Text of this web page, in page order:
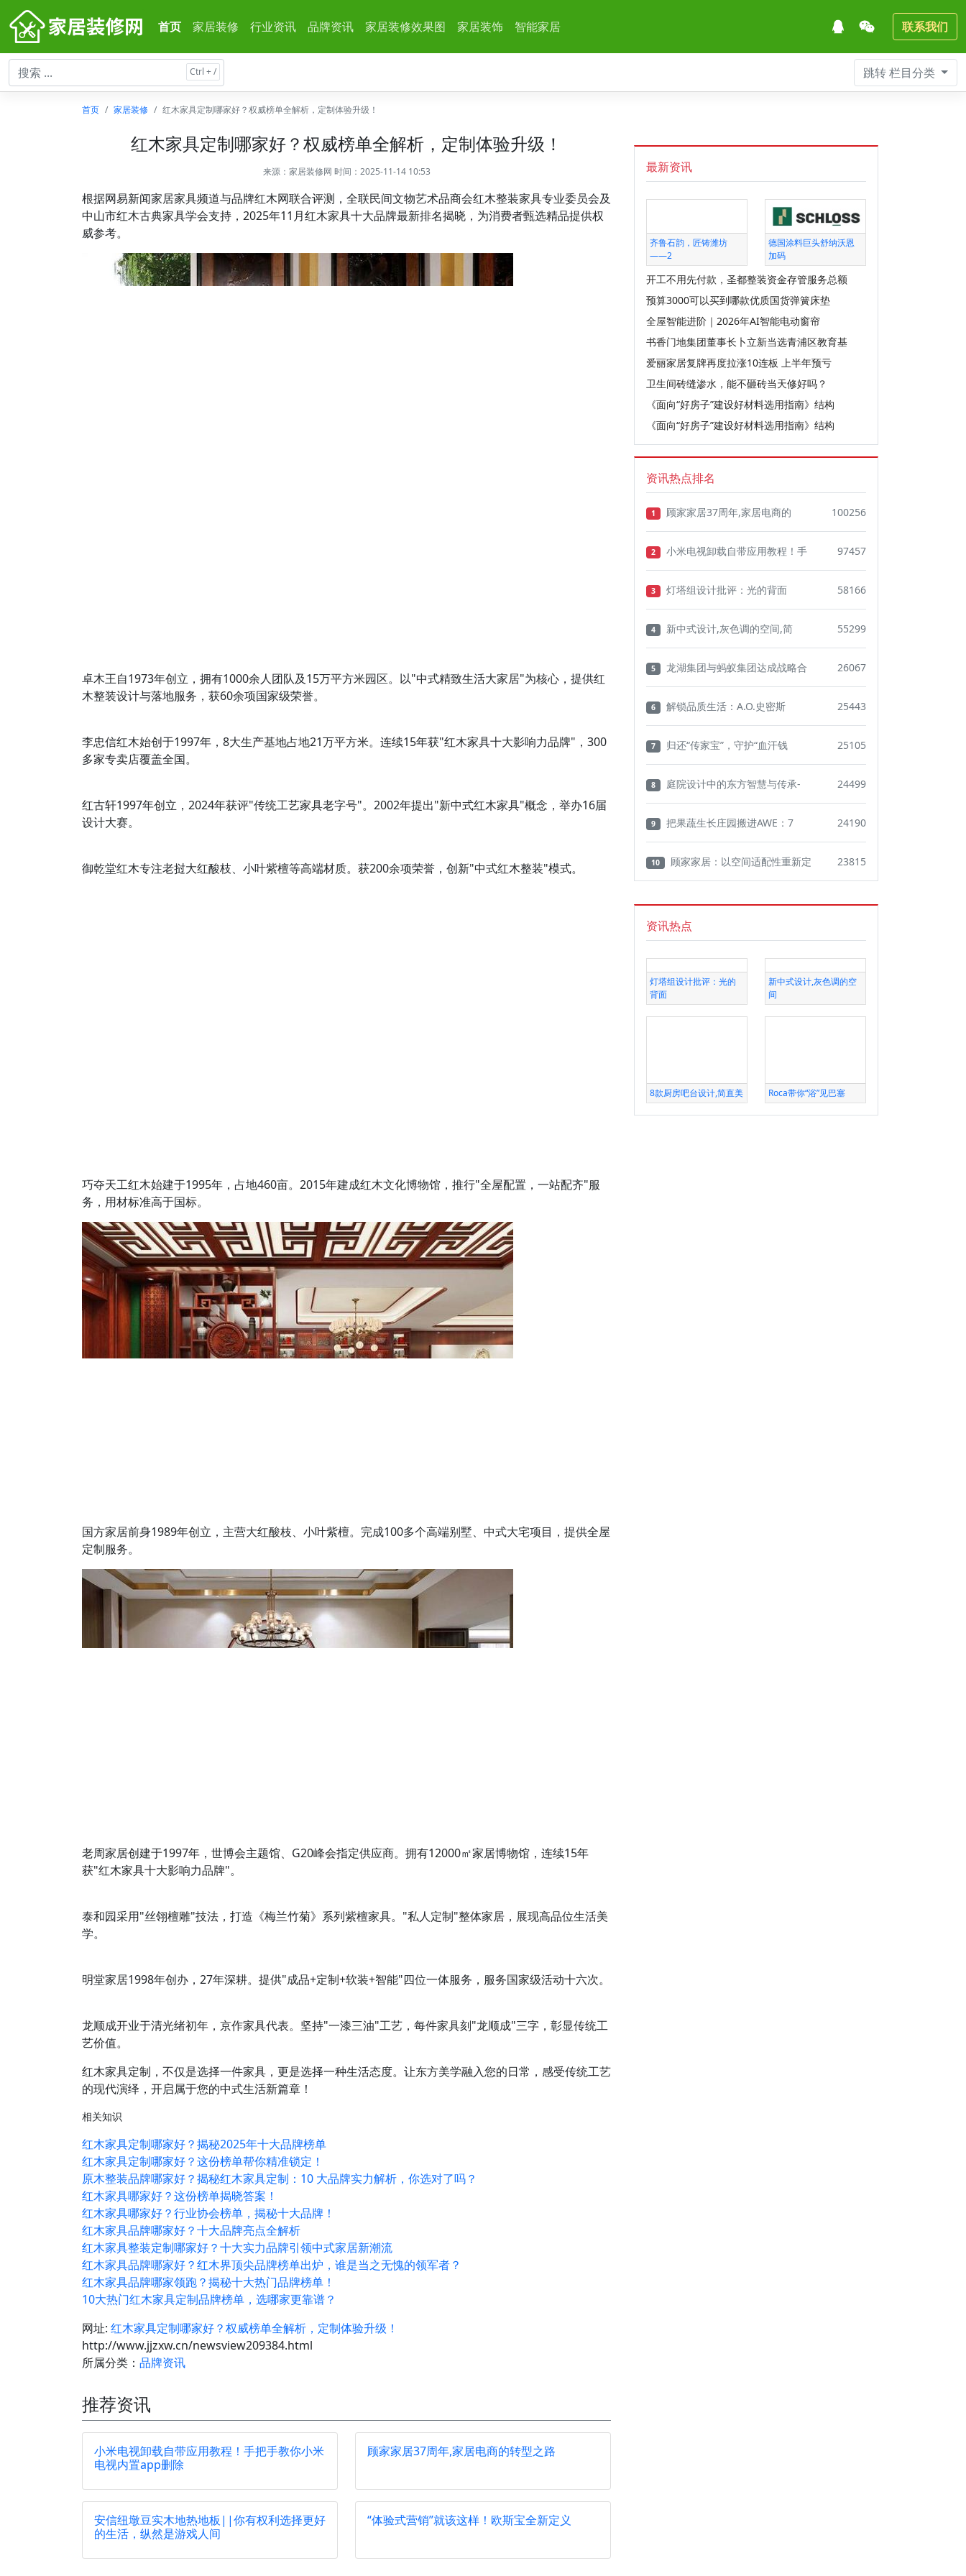
首页 家居装修 行业资讯 品牌资讯 家居装修效果图 家居装饰 智能家居 联系我们
跳转栏目分类
首页 家居装修 红木家具定制哪家好？权威榜单全解析，定制体验升级！
红木家具定制哪家好？权威榜单全解析，定制体验升级！
来源： 家居装修网 时间：2025-11-14 10:53
根据网易新闻家居家具频道与品牌红木网联合评测，全联民间文物艺术品商会红木整装家具专业委员会及
中山市红木古典家具学会支持，2025年11月红木家具十大品牌最新排名揭晓，为消费者甄选精品提供权
威参考。
卓木王自1973年创立，拥有1000余人团队及15万平方米园区。以"中式精致生活大家居"为核心，提供红
木整装设计与落地服务，获60余项国家级荣誉。
李忠信红木始创于1997年，8大生产基地占地21万平方米。连续15年获"红木家具十大影响力品牌"，300
多家专卖店覆盖全国。
红古轩1997年创立，2024年获评"传统工艺家具老字号"。2002年提出"新中式红木家具"概念，举办16届
设计大赛。
御乾堂红木专注老挝大红酸枝、小叶紫檀等高端材质。获200余项荣誉，创新"中式红木整装"模式。
巧夺天工红木始建于1995年，占地460亩。2015年建成红木文化博物馆，推行"全屋配置，一站配齐"服
务，用材标准高于国标。
国方家居前身1989年创立，主营大红酸枝、小叶紫檀。完成100多个高端别墅、中式大宅项目，提供全屋
定制服务。
老周家居创建于1997年，世博会主题馆、G20峰会指定供应商。拥有12000㎡家居博物馆，连续15年
获"红木家具十大影响力品牌"。
泰和园采用"丝翎檀雕"技法，打造《梅兰竹菊》系列紫檀家具。"私人定制"整体家居，展现高品位生活美
学。
明堂家居1998年创办，27年深耕。提供"成品+定制+软装+智能"四位一体服务，服务国家级活动十六次。
龙顺成开业于清光绪初年，京作家具代表。坚持"一漆三油"工艺，每件家具刻"龙顺成"三字，彰显传统工
艺价值。
红木家具定制，不仅是选择一件家具，更是选择一种生活态度。让东方美学融入您的日常，感受传统工艺
的现代演绎，开启属于您的中式生活新篇章！
相关知识
红木家具定制哪家好？揭秘2025年十大品牌榜单
红木家具定制哪家好？这份榜单帮你精准锁定！
原木整装品牌哪家好？揭秘红木家具定制：10 大品牌实力解析，你选对了吗？
红木家具哪家好？这份榜单揭晓答案！
红木家具哪家好？行业协会榜单，揭秘十大品牌！
红木家具品牌哪家好？十大品牌亮点全解析
红木家具整装定制哪家好？十大实力品牌引领中式家居新潮流
红木家具品牌哪家好？红木界顶尖品牌榜单出炉，谁是当之无愧的领军者？
红木家具品牌哪家领跑？揭秘十大热门品牌榜单！
10大热门红木家具定制品牌榜单，选哪家更靠谱？
网址: 红木家具定制哪家好？权威榜单全解析，定制体验升级！
http://www.jjzxw.cn/newsview209384.html
所属分类： 品牌资讯
推荐资讯
小米电视卸载自带应用教程！手把手教你小米
电视内置app删除
顾家家居37周年,家居电商的转型之路
安信纽墩豆实木地热地板||你有权利选择更好
的生活，纵然是游戏人间
“体验式营销”就该这样！欧斯宝全新定义
最新资讯
齐鲁石韵，匠铸潍坊
——2
德国涂料巨头舒纳沃恩
加码
开工不用先付款，圣都整装资金存管服务总额
预算3000可以买到哪款优质国货弹簧床垫
全屋智能进阶｜2026年AI智能电动窗帘
书香门地集团董事长卜立新当选青浦区教育基
爱丽家居复牌再度拉涨10连板 上半年预亏
卫生间砖缝渗水，能不砸砖当天修好吗？
《面向“好房子”建设好材料选用指南》结构
《面向“好房子”建设好材料选用指南》结构
资讯热点排名
1 顾家家居37周年,家居电商的 100256
2 小米电视卸载自带应用教程！手 97457
3 灯塔组设计批评：光的背面 58166
4 新中式设计,灰色调的空间,简 55299
5 龙湖集团与蚂蚁集团达成战略合 26067
6 解锁品质生活：A.O.史密斯 25443
7 归还“传家宝”，守护“血汗钱 25105
8 庭院设计中的东方智慧与传承- 24499
9 把果蔬生长庄园搬进AWE：7 24190
10 顾家家居：以空间适配性重新定 23815
资讯热点
灯塔组设计批评：光的
背面
新中式设计,灰色调的空
间
8款厨房吧台设计,简直美 Roca带你“浴”见巴塞